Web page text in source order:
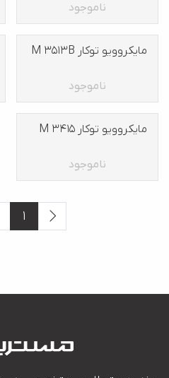
ناموجود
مایکروویو توکار M 3513B
ناموجود
مایکروویو توکار M 3415
ناموجود
1